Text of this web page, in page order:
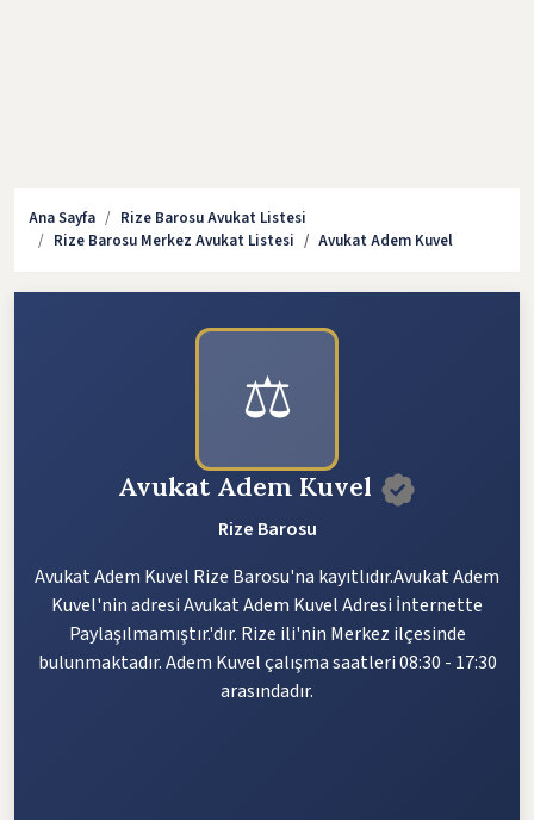
Ana Sayfa
Rize Barosu Avukat Listesi
Rize Barosu Merkez Avukat Listesi
Avukat Adem Kuvel
⚖️
Avukat Adem Kuvel
Rize Barosu
Avukat Adem Kuvel Rize Barosu'na kayıtlıdır.Avukat Adem
Kuvel'nin adresi Avukat Adem Kuvel Adresi İnternette
Paylaşılmamıştır.'dır. Rize ili'nin Merkez ilçesinde
bulunmaktadır. Adem Kuvel çalışma saatleri 08:30 - 17:30
arasındadır.